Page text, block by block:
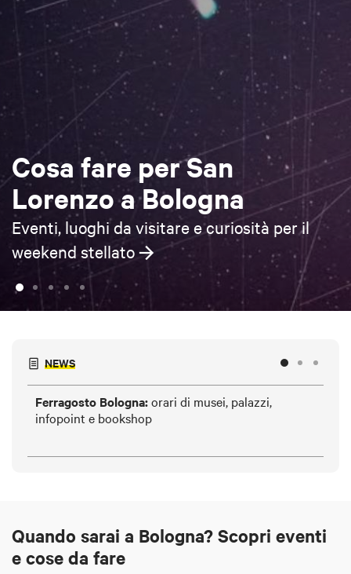
Cosa fare per San
Lorenzo a Bologna
Eventi, luoghi da visitare e curiosità per il
weekend stellato
NEWS
Ferragosto Bologna:orari di musei, palazzi,
infopoint e bookshop
Quando sarai a Bologna? Scopri eventi
e cose da fare